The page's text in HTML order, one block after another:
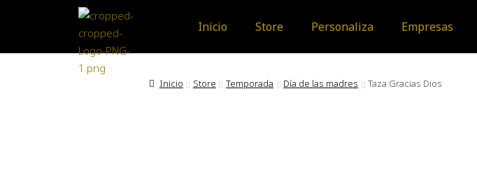
Inicio Store Personaliza Empresas
Inicio Store Temporada Día de las madres Taza Gracias Dios